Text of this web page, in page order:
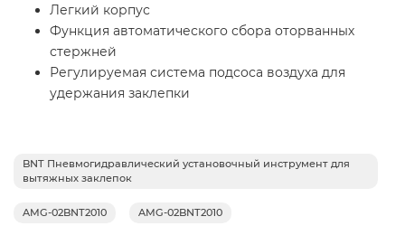
Легкий корпус
Функция автоматического сбора оторванных
стержней
Регулируемая система подсоса воздуха для
удержания заклепки
BNT Пневмогидравлический установочный инструмент для
вытяжных заклепок
AMG-02BNT2010 AMG-02BNT2010